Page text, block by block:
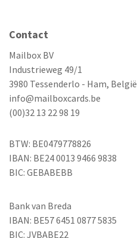
Contact
Mailbox BV
Industrieweg 49/1
3980 Tessenderlo - Ham, België
info@mailboxcards.be
(00)32 13 22 98 19
BTW: BE0479778826
IBAN: BE24 0013 9466 9838
BIC: GEBABEBB
Bank van Breda
IBAN: BE57 6451 0877 5835
BIC: JVBABE22